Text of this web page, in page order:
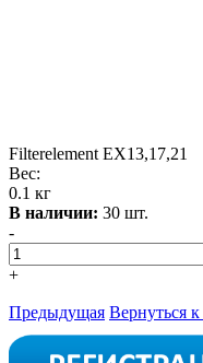
Filterelement EX13,17,21
Вес:
0.1 кг
В наличии: 30 шт.
-
+
Предыдущая Вернуться